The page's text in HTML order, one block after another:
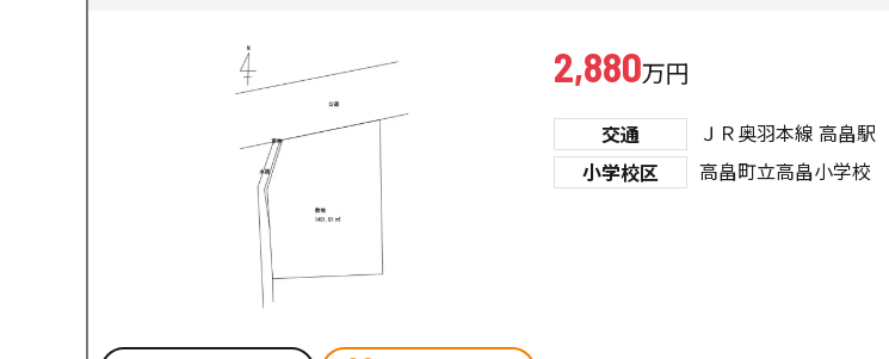
2,880万円
交通 ＪＲ奥羽本線 高畠駅
小学校区
高畠町立高畠小学校